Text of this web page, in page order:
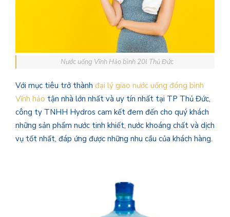
Nước uống Vĩnh Hảo bình 20l Thủ Đức
Với mục tiêu trở thành đại lý giao nước uống đóng bình
Vĩnh hảo tận nhà lớn nhất và uy tín nhất tại TP Thủ Đức,
công ty TNHH Hydros cam kết đem đến cho quý khách
những sản phẩm nước tinh khiết, nước khoáng chất và dịch
vụ tốt nhất, đáp ứng được những nhu cầu của khách hàng.